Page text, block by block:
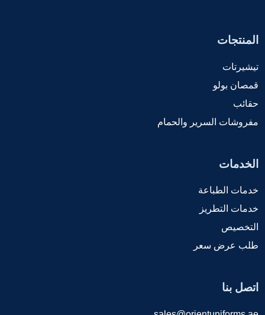
المنتجات
تيشيرتات
قمصان بولو
حقائب
مفروشات السرير والحمام
الخدمات
خدمات الطباعة
خدمات التطريز
التخصيص
طلب عرض سعر
اتصل بنا